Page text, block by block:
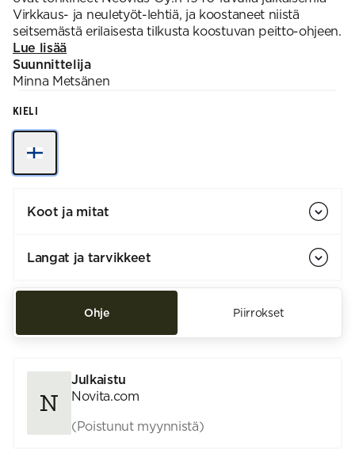
Virkkaus- ja neuletyöt-lehtiä, ja koostaneet niistä
seitsemästä erilaisesta tilkusta koostuvan peitto-ohjeen.
Lue lisää
Suunnittelija
Minna Metsänen
KIELI
Koot ja mitat
Langat ja tarvikkeet
Ohje Piirrokset
Julkaistu
Novita.com
(Poistunut myynnistä)